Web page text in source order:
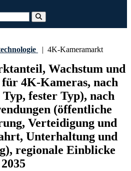
| 4K-Kameramarkt
Wachstum und
4K-Kameras, nach
fester Typ), nach
(öffentliche
Verteidigung und
Unterhaltung und
regionale Einblicke